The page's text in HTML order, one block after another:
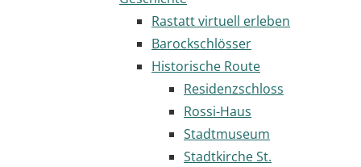
Rastatt virtuell erleben
Barockschlösser
Historische Route
Residenzschloss
Rossi-Haus
Stadtmuseum
Stadtkirche St.